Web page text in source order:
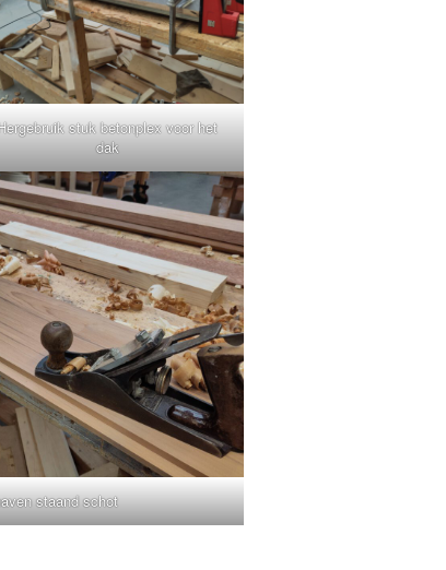
stuk betonplex voor het
dak
staand schot